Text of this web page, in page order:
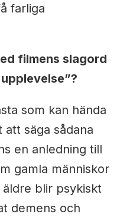
farliga
filmens slagord
som kan hända
säga sådana
en anledning till
gamla människor
blir psykiskt
demens och